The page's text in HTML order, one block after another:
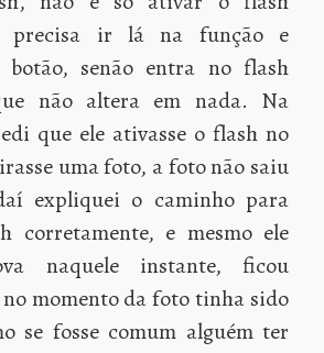
precisa ir lá na função e
senão entra no flash
não altera em nada. Na
que ele ativasse o flash no
uma foto, a foto não saiu
expliquei o caminho para
corretamente, e mesmo ele
naquele instante, ficou
momento da foto tinha sido
se fosse comum alguém ter